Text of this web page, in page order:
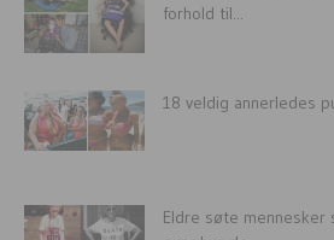
forhold til...
18 veldig annerledes
Eldre søte mennesker